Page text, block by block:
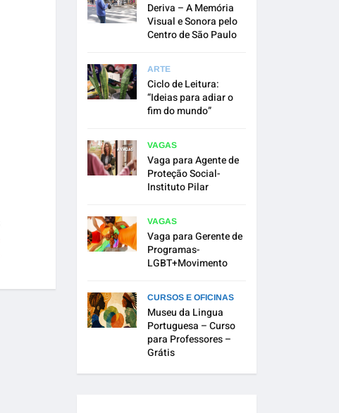
Deriva – A Memória
Visual e Sonora pelo
Centro de São Paulo
ARTE
Ciclo de Leitura:
“Ideias para adiar o
fim do mundo”
VAGAS
Vaga para Agente de
Proteção Social-
Instituto Pilar
VAGAS
Vaga para Gerente de
Programas-
LGBT+Movimento
CURSOS E OFICINAS
Museu da Lingua
Portuguesa – Curso
para Professores –
Grátis